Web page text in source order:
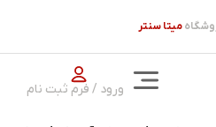
میتا سنتر
ورود / فرم ثبت نام